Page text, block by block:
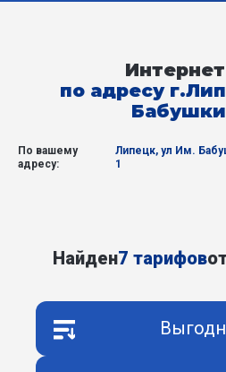
по адресу
По вашему
адресу:
Липецк, ул Им.
1
Найден7 тарифов